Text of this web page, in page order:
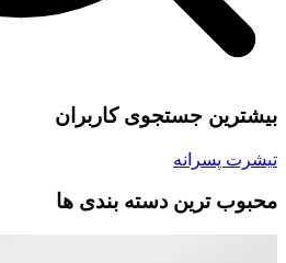
بیشترین جستجوی کاربران
تیشرت پسرانه
محبوب ترین دسته بندی ها